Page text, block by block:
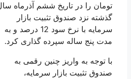
تومان را در تاریخ ششم آذرماه سال
گذشته نزد صندوق تثبیت بازار
سرمایه با نرخ سود 12 درصد و به
مدت پنج ساله سپرده گذاری کرد.
با توجه به واریز چنین رقمی به
صندوق تثبیت بازار سرمایه،